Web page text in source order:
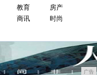
教育
房产
商讯
时尚
广告